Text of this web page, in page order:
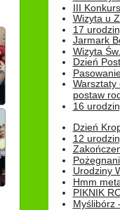
III
Wizyta u
17
Jarmark
Wizyta
Dzień
Warsztaty
postaw
16
Dzień
12
Urodziny
Hmm
PIKNIK
Myślibórz